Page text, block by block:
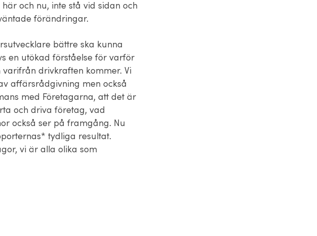
och nu, inte stå vid sidan och
förändringar.
bättre ska kunna
en utökad förståelse för varför
drivkraften kommer. Vi
affärsrådgivning men också
med Företagarna, att det är
och driva företag, vad
också ser på framgång. Nu
tydliga resultat.
vi är alla olika som